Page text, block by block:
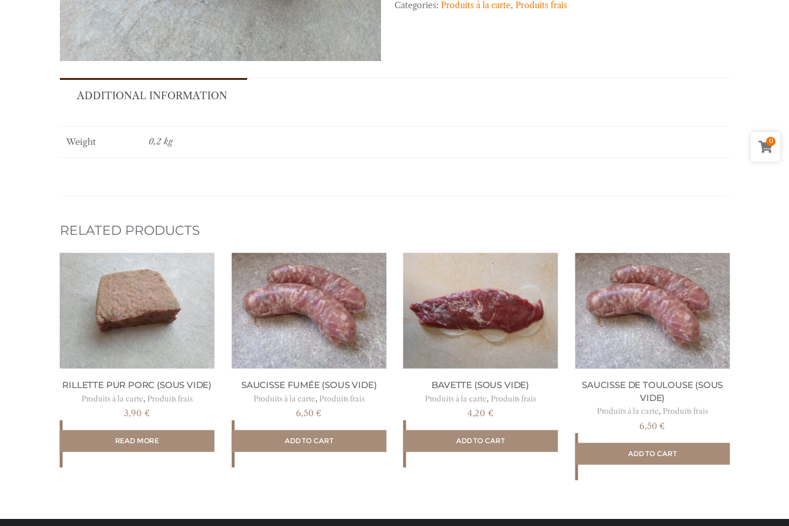
tête
Categories: Produits à la carte, Produits frais
ADDITIONAL INFORMATION
Weight 0,2 kg
RELATED PRODUCTS
RILLETTE PUR PORC (SOUS VIDE)
Produits à la carte, Produits frais
3,90 €
READ MORE
SAUCISSE FUMÉE (SOUS VIDE)
Produits à la carte, Produits frais
6,50 €
ADD TO CART
BAVETTE (SOUS VIDE)
Produits à la carte, Produits frais
4,20 €
ADD TO CART
SAUCISSE DE TOULOUSE (SOUS
VIDE)
Produits à la carte, Produits frais
6,50 €
ADD TO CART
0